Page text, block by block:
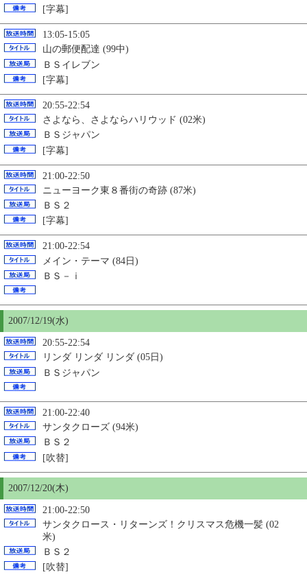
[字幕]
13:05-15:05
山の郵便配達 (99中)
ＢＳイレブン
[字幕]
20:55-22:54
さよなら、さよならハリウッド (02米)
ＢＳジャパン
[字幕]
21:00-22:50
ニューヨーク東８番街の奇跡 (87米)
ＢＳ２
[字幕]
21:00-22:54
メイン・テーマ (84日)
ＢＳ－ｉ
2007/12/19(水)
20:55-22:54
リンダ リンダ リンダ (05日)
ＢＳジャパン
21:00-22:40
サンタクローズ (94米)
ＢＳ２
[吹替]
2007/12/20(木)
21:00-22:50
サンタクロース・リターンズ！クリスマス危機一髪 (02
米)
ＢＳ２
[吹替]